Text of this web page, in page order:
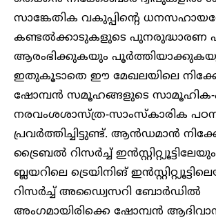
സാങ്കേതിക വകുപ്പിന്റെ
കണ്ടൽക്കാടുകളുടെ പുനരുദ്ധാരണ
ആരംഭിക്കുകയും
ഇതുകൂടാതെ ഈ മേഖലയിലെ
ഷോമ്പൻ സമൂഹങ്ങളുടെ സാമൂഹിക-
നരവംശശാസ്ത്ര-സാംസ്കാരിക
പ്രവർത്തിച്ചിട്ടുണ്ട്. ആൻഡമാൻ
ട്രൈബൽ റിസർച്ച്
ബ്ലയറിലെ ട്രെയിനിങ്
റിസർച്ച് അഡ്വൈസറി ബോർഡിൽ
അംഗമായിരിക്കെ ഷോമ്പൻ